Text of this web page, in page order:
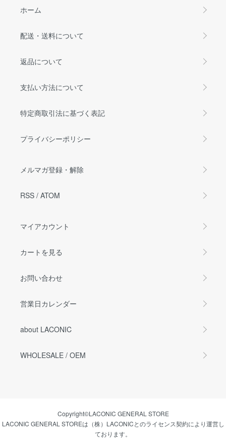
ホーム
配送・送料について
返品について
支払い方法について
特定商取引法に基づく表記
プライバシーポリシー
メルマガ登録・解除
RSS / ATOM
マイアカウント
カートを見る
お問い合わせ
営業日カレンダー
about LACONIC
WHOLESALE / OEM
Copyright©LACONIC GENERAL STORE
LACONIC GENERAL STOREは（株）LACONICとのライセンス契約により運営し
ております。